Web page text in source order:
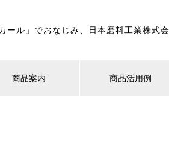
ール」でおなじみ、日本磨料工業株式会
商品案内 商品活用例